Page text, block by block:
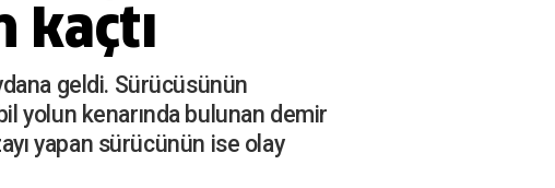
kaçtı
geldi. Sürücüsünün
yolun kenarında bulunan demir
yapan sürücünün ise olay